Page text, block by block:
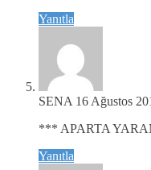
Yanıtla
SENA 16 Ağustos
*** APARTA
Yanıtla